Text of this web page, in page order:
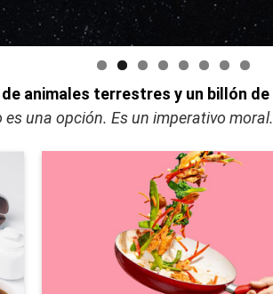
de animales terrestres y un billón
es una opción. Es un imperativo